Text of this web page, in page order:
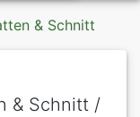
& Schnitt
& Schnitt /